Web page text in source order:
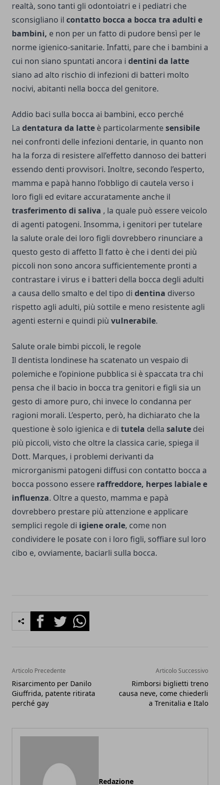
realtà, sono tanti gli odontoiatri e i pediatri che
sconsigliano il contatto bocca a bocca tra adulti e
bambini, e non per un fatto di pudore bensì per le
norme igienico-sanitarie. Infatti, pare che i bambini a
cui non siano spuntati ancora i dentini da latte
siano ad alto rischio di infezioni di batteri molto
nocivi, abitanti nella bocca del genitore.
Addio baci sulla bocca ai bambini, ecco perché
La dentatura da latte è particolarmentesensibile
nei confronti delle infezioni dentarie, in quanto non
ha la forza di resistere all’effetto dannoso dei batteri
essendo denti provvisori. Inoltre, secondo l’esperto,
mamma e papà hanno l’obbligo di cautela verso i
loro figli ed evitare accuratamente anche il
trasferimento di saliva , la quale può essere veicolo
di agenti patogeni. Insomma, i genitori per tutelare
la salute orale dei loro figli dovrebbero rinunciare a
questo gesto di affetto Il fatto è che i denti dei più
piccoli non sono ancora sufficientemente pronti a
contrastare i virus e i batteri della bocca degli adulti
a causa dello smalto e del tipo di dentina diverso
rispetto agli adulti, più sottile e meno resistente agli
agenti esterni e quindi più vulnerabile.
Salute orale bimbi piccoli, le regole
Il dentista londinese ha scatenato un vespaio di
polemiche e l’opinione pubblica si è spaccata tra chi
pensa che il bacio in bocca tra genitori e figli sia un
gesto di amore puro, chi invece lo condanna per
ragioni morali. L’esperto, però, ha dichiarato che la
questione è solo igienica e di tutela della salute dei
più piccoli, visto che oltre la classica carie, spiega il
Dott. Marques, i problemi derivanti da
microrganismi patogeni diffusi con contatto bocca a
bocca possono essere raffreddore, herpes labiale e
influenza. Oltre a questo, mamma e papà
dovrebbero prestare più attenzione e applicare
semplici regole di igiene orale, come non
condividere le posate con i loro figli, soffiare sul loro
cibo e, ovviamente, baciarli sulla bocca.
FacebookTwitterWhatsapp
Articolo Precedente
Risarcimento per Danilo
Giuffrida, patente ritirata
perché gay
Articolo Successivo
Rimborsi biglietti treno
causa neve, come chiederli
a Trenitalia e Italo
Redazione